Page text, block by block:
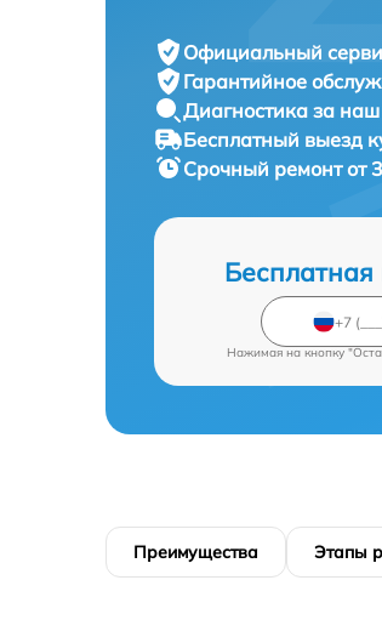
Официальный
Гарантийное
Диагностика за наш
Бесплатный выезд
Срочный ремонтот
Бесплатная
Нажимая на кнопку
Преимущества Этапы